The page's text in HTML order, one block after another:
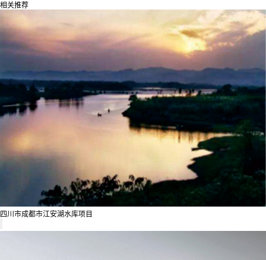
相关推荐
四川市成都市江安湖水库项目